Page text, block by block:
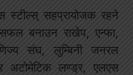
स्टील्स् सहप्रायोजक रहने
सफल बनाउन राखेप, एन्फा,
संघ, लुम्बिनी जनरल
अटोमेटिक लण्ड्र, एलएस